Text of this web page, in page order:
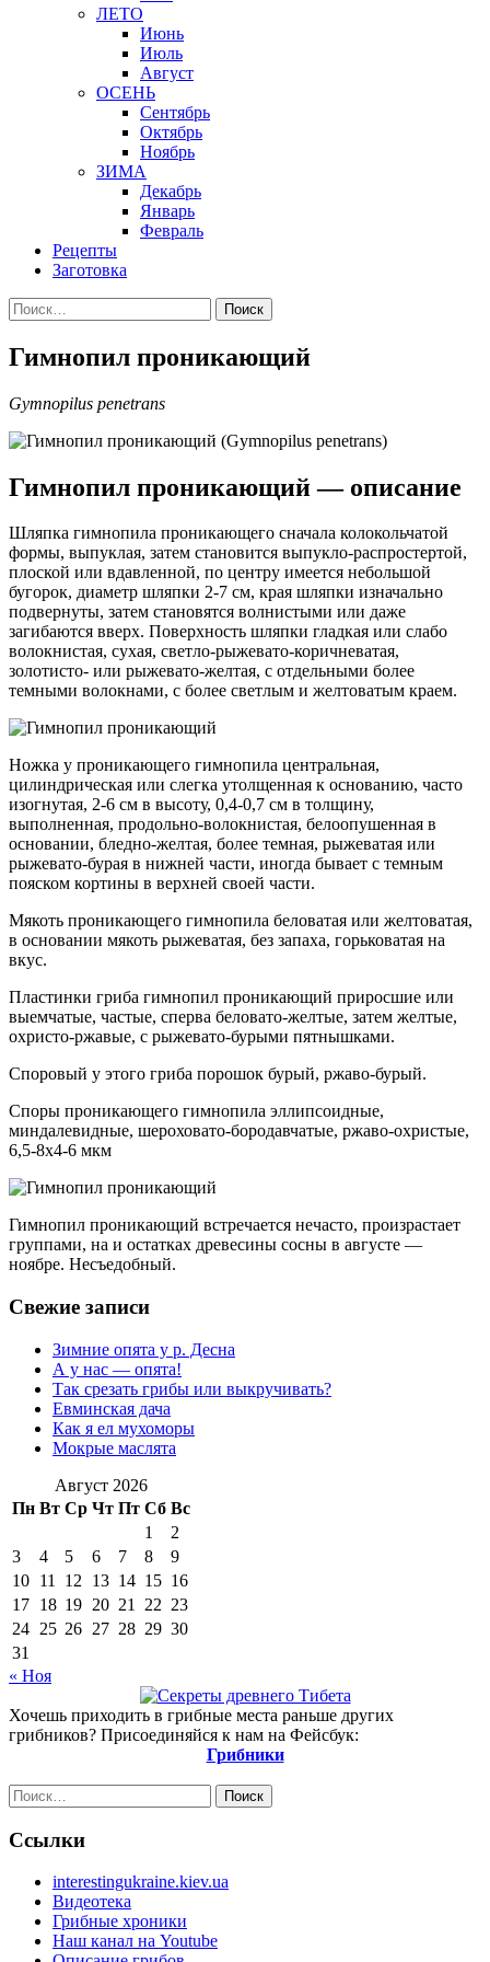
ЛЕТО
Июнь
Июль
Август
ОСЕНЬ
Сентябрь
Октябрь
Ноябрь
ЗИМА
Декабрь
Январь
Февраль
Рецепты
Заготовка
Найти:
Гимнопил проникающий
Gymnopilus penetrans
Гимнопил проникающий — описание
Шляпка гимнопила проникающего сначала колокольчатой
формы, выпуклая, затем становится выпукло-распростертой,
плоской или вдавленной, по центру имеется небольшой
бугорок, диаметр шляпки 2-7 см, края шляпки изначально
подвернуты, затем становятся волнистыми или даже
загибаются вверх. Поверхность шляпки гладкая или слабо
волокнистая, сухая, светло-рыжевато-коричневатая,
золотисто- или рыжевато-желтая, с отдельными более
темными волокнами, с более светлым и желтоватым краем.
Ножка у проникающего гимнопила центральная,
цилиндрическая или слегка утолщенная к основанию, часто
изогнутая, 2-6 см в высоту, 0,4-0,7 см в толщину,
выполненная, продольно-волокнистая, белоопушенная в
основании, бледно-желтая, более темная, рыжеватая или
рыжевато-бурая в нижней части, иногда бывает с темным
пояском кортины в верхней своей части.
Мякоть проникающего гимнопила беловатая или желтоватая,
в основании мякоть рыжеватая, без запаха, горьковатая на
вкус.
Пластинки гриба гимнопил проникающий приросшие или
выемчатые, частые, сперва беловато-желтые, затем желтые,
охристо-ржавые, с рыжевато-бурыми пятнышками.
Споровый у этого гриба порошок бурый, ржаво-бурый.
Споры проникающего гимнопила эллипсоидные,
миндалевидные, шероховато-бородавчатые, ржаво-охристые,
6,5-8х4-6 мкм
Гимнопил проникающий встречается нечасто, произрастает
группами, на и остатках древесины сосны в августе —
ноябре. Несъедобный.
Свежие записи
Зимние опята у р. Десна
А у нас — опята!
Так срезать грибы или выкручивать?
Евминская дача
Как я ел мухоморы
Мокрые маслята
Август 2026
Пн Вт Ср Чт Пт Сб Вс
1
2
3
4 5 6 7 8
9
10 11 12 13 14 15 16
17 18 19 20 21 22 23
24 25 26 27 28 29 30
31
« Ноя
Хочешь приходить в грибные места раньше других
грибников? Присоединяйся к нам на Фейсбук:
Грибники
Найти:
Ссылки
interestingukraine.kiev.ua
Видеотека
Грибные хроники
Наш канал на Youtube